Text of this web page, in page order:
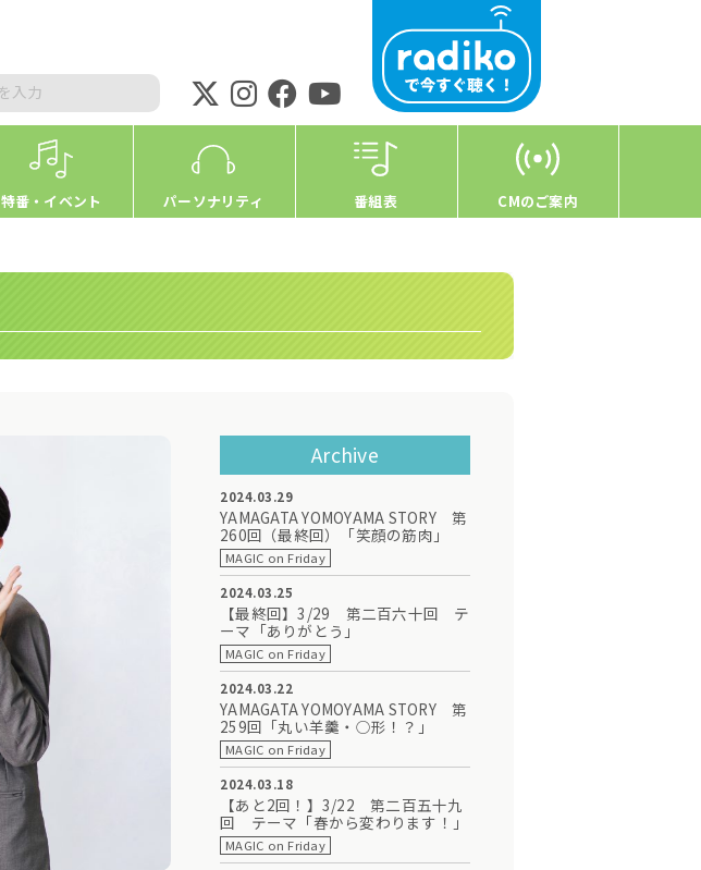
特番・イベント パーソナリティ 番組表 CMのご案内
Archive
2024.03.29
YAMAGATA YOMOYAMA STORY 第
260回（最終回）「笑顔の筋肉」
MAGIC on Friday
2024.03.25
【最終回】3/29 第二百六十回 テ
ーマ「ありがとう」
MAGIC on Friday
2024.03.22
YAMAGATA YOMOYAMA STORY 第
259回「丸い羊羹・○形！？」
MAGIC on Friday
2024.03.18
【あと2回！】3/22 第二百五十九
回 テーマ「春から変わります！」
MAGIC on Friday